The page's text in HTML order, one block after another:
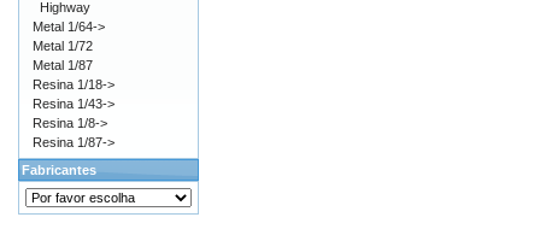
Highway
Metal 1/64->
Metal 1/72
Metal 1/87
Resina 1/18->
Resina 1/43->
Resina 1/8->
Resina 1/87->
Fabricantes